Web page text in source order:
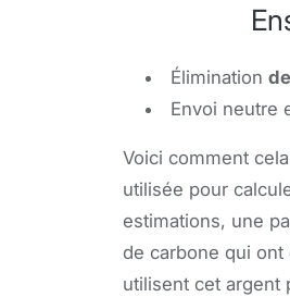
Élimination
Envoi neutre
Voici comment
utilisée pour
estimations, une
de carbone qui
utilisent cet argent